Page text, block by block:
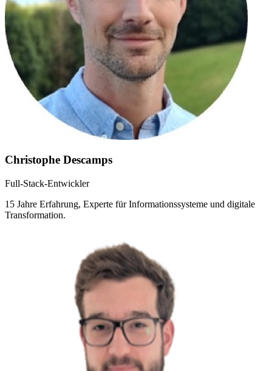
Christophe Descamps
Full-Stack-Entwickler
15 Jahre Erfahrung, Experte für Informationssysteme und digitale
Transformation.